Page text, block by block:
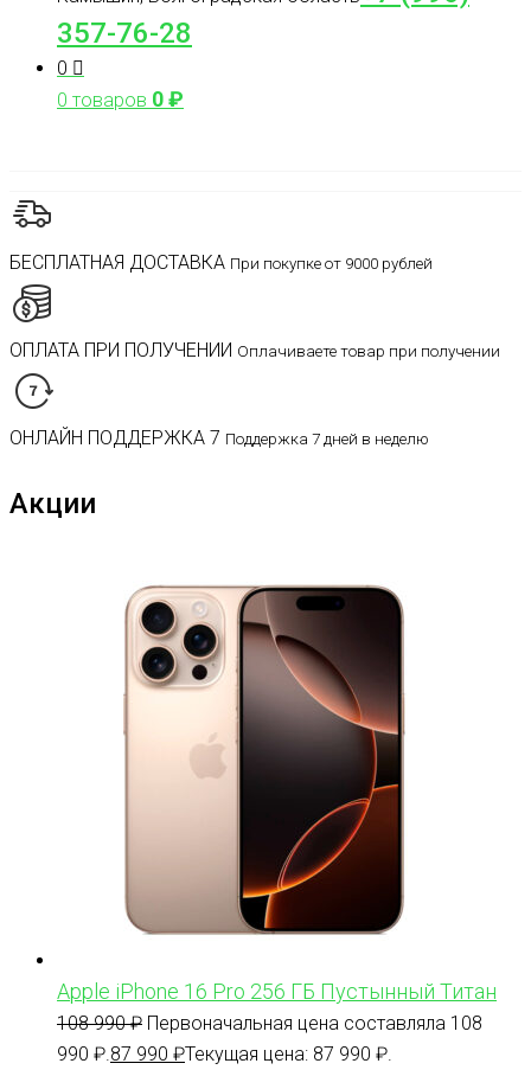
357-76-28
0
0 товаров 0₽
БЕСПЛАТНАЯ ДОСТАВКА При покупке от 9000 рублей
ОПЛАТА ПРИ ПОЛУЧЕНИИ Оплачиваете товар при получении
ОНЛАЙН ПОДДЕРЖКА 7 Поддержка 7 дней в неделю
Акции
Apple iPhone 16 Pro 256 ГБ Пустынный Титан
108 990₽ Первоначальная цена составляла 108
990 ₽. 87 990 ₽Текущая цена: 87 990 ₽.